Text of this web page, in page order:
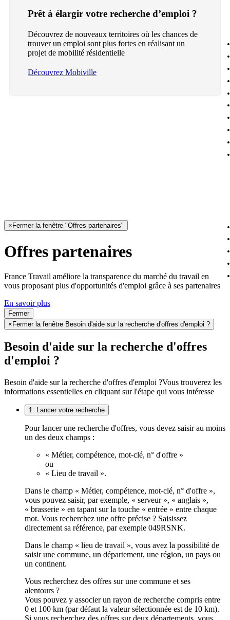
Prêt à élargir votre recherche d’emploi ?
Découvrez de nouveaux territoires où les chances de
trouver un emploi sont plus fortes en réalisant un
projet de mobilité résidentielle
Découvrez Mobiville
× Fermer la fenêtre "Offres partenaires"
Offres partenaires
France Travail améliore la transparence du marché du travail en
vous proposant plus d'opportunités d'emploi grâce à ses partenaires
En savoir plus
Fermer
× Fermer la fenêtre Besoin d'aide sur la recherche d'offres d'emploi ?
Besoin d'aide sur la recherche d'offres
d'emploi ?
Besoin d'aide sur la recherche d'offres d'emploi ?Vous trouverez les
informations essentielles en cliquant sur l'étape qui vous intéresse
1. Lancer votre recherche
Pour lancer une recherche d'offres, vous devez saisir au moins
un des deux champs :
« Métier, compétence, mot-clé, n° d'offre »
ou
« Lieu de travail ».
Dans le champ « Métier, compétence, mot-clé, n° d'offre »,
vous pouvez saisir, par exemple, « serveur », « anglais »,
« brasserie » en tapant sur la touche « entrée » entre chaque
mot. Vous recherchez une offre précise ? Saisissez
directement sa référence, par exemple 049RSNK.
Dans le champ « lieu de travail », vous avez la possibilité de
saisir une commune, un département, une région, un pays ou
un continent.
Vous recherchez des offres sur une commune et ses
alentours ?
Vous pouvez y associer un rayon de recherche compris entre
0 et 100 km (par défaut la valeur sélectionnée est de 10 km).